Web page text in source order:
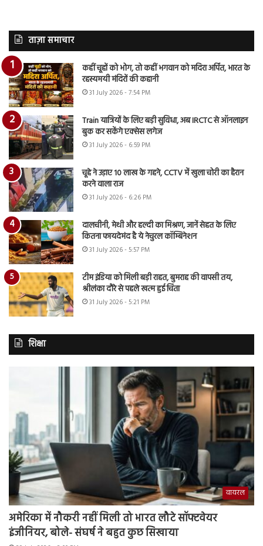
ताज़ा समाचार
कहीं चूहों को भोग, तो कहीं भगवान को मदिरा अर्पित, भारत के
रहस्यमयी मंदिरों की कहानी
31 July 2026 - 7:54 PM
Train यात्रियों के लिए बड़ी सुविधा, अब IRCTC से ऑनलाइन
बुक कर सकेंगे एक्सेस लगेज
31 July 2026 - 6:59 PM
चूहे ने उड़ाए 10 लाख के गहने, CCTV में खुला चोरी का हैरान
करने वाला राज
31 July 2026 - 6:26 PM
दालचीनी, मेथी और हल्दी का मिश्रण, जानें सेहत के लिए
कितना फायदेमंद है ये नेचुरल कॉम्बिनेशन
31 July 2026 - 5:57 PM
टीम इंडिया को मिली बड़ी राहत, बुमराह की वापसी तय,
श्रीलंका दौरे से पहले खत्म हुई चिंता
31 July 2026 - 5:21 PM
शिक्षा
वायरल
अमेरिका में नौकरी नहीं मिली तो भारत लौटे सॉफ्टवेयर
इंजीनियर, बोले- संघर्ष ने बहुत कुछ सिखाया